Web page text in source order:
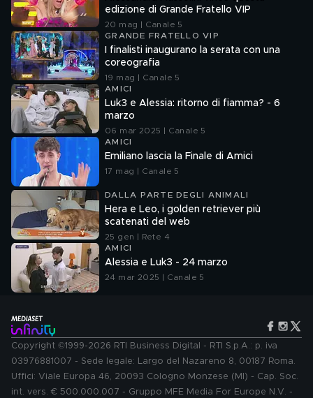
edizione di Grande Fratello VIP
20 mag | Canale 5
GRANDE FRATELLO VIP
I finalisti inaugurano la serata con una
coreografia
19 mag | Canale 5
AMICI
Luk3 e Alessia: ritorno di fiamma? - 6
marzo
06 mar 2025 | Canale 5
AMICI
Emiliano lascia la Finale di Amici
17 mag | Canale 5
DALLA PARTE DEGLI ANIMALI
Hera e Leo, i golden retriever più
scatenati del web
25 gen | Rete 4
AMICI
Alessia e Luk3 - 24 marzo
24 mar 2025 | Canale 5
Copyright ©1999-2026 RTI Business Digital - RTI S.p.A.: p. iva
03976881007 - Sede legale: Largo del Nazareno 8, 00187 Roma.
Uffici: Viale Europa 46, 20093 Cologno Monzese (MI) - Cap. Soc.
int. vers. € 500.000.007 - Gruppo MFE Media For Europe N.V. -